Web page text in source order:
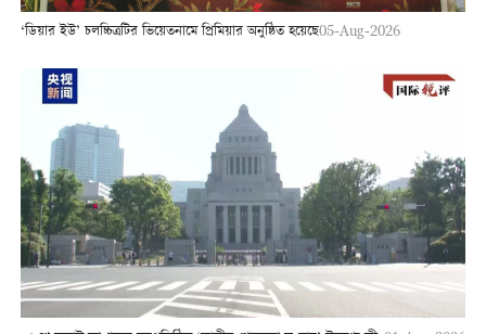
‘ডিয়ার ইউ’ চলচ্চিত্রটির ভিয়েতনামে প্রিমিয়ার অনুষ্ঠিত হয়েছে05-Aug-2026